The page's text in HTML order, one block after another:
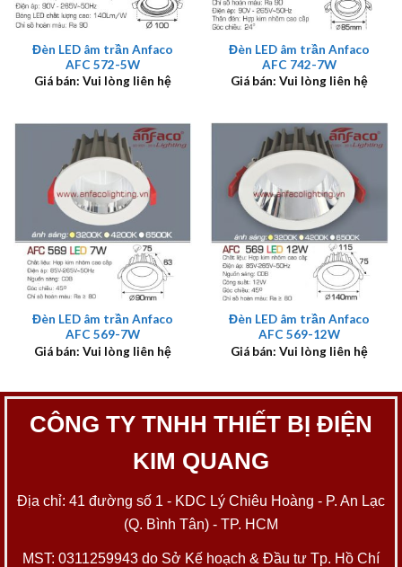
Đèn LED âm trần Anfaco
AFC 572-5W
Giá bán: Vui lòng liên hệ
Đèn LED âm trần Anfaco
AFC 742-7W
Giá bán: Vui lòng liên hệ
Đèn LED âm trần Anfaco
AFC 569-7W
Giá bán: Vui lòng liên hệ
Đèn LED âm trần Anfaco
AFC 569-12W
Giá bán: Vui lòng liên hệ
CÔNG TY TNHH THIẾT BỊ ĐIỆN
KIM QUANG
Địa chỉ: 41 đường số 1 - KDC Lý Chiêu Hoàng - P. An Lạc
(Q. Bình Tân) - TP. HCM
MST: 0311259943 do Sở Kế hoạch & Đầu tư Tp. Hồ Chí